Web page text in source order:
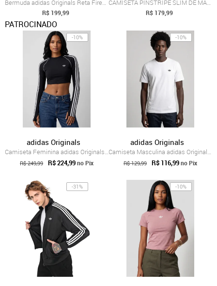
Bermuda adidas Originals Reta Firebird Azul
R$ 199,99
PATROCINADO
CAMISETA PINSTRIPE SLIM DE MANGA CURTA a...
R$ 179,99
-10%
adidas Originals
Camiseta Feminina adidas Originals Cropp...
R$ 249,99 R$ 224,99no Pix
-10%
adidas Originals
Camiseta Masculina adidas Originals Tref...
R$ 129,99 R$ 116,99no Pix
-31% -10%